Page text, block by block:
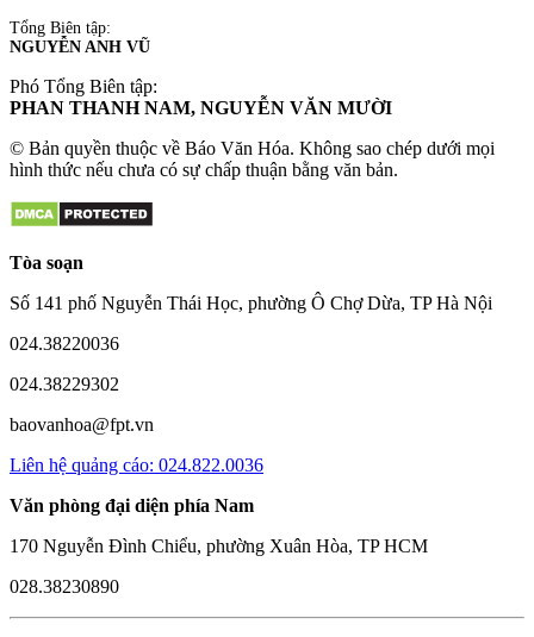
Tổng Biên tập:
NGUYỄN ANH VŨ
Phó Tổng Biên tập:
PHAN THANH NAM, NGUYỄN VĂN MƯỜI
© Bản quyền thuộc về Báo Văn Hóa. Không sao chép dưới mọi
hình thức nếu chưa có sự chấp thuận bằng văn bản.
Tòa soạn
Số 141 phố Nguyễn Thái Học, phường Ô Chợ Dừa, TP Hà Nội
024.38220036
024.38229302
baovanhoa@fpt.vn
Liên hệ quảng cáo: 024.822.0036
Văn phòng đại diện phía Nam
170 Nguyễn Đình Chiểu, phường Xuân Hòa, TP HCM
028.38230890